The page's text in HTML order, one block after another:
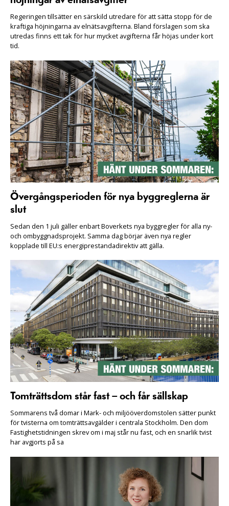
Regeringen tillsätter en särskild utredare för att sätta stopp för de
kraftiga höjningarna av elnätsavgifterna. Bland förslagen som ska
utredas finns ett tak för hur mycket avgifterna får höjas under kort
tid.
Övergångsperioden för nya byggreglerna är
slut
Sedan den 1 juli gäller enbart Boverkets nya byggregler för alla ny-
och ombyggnadsprojekt. Samma dag börjar även nya regler
kopplade till EU:s energiprestandadirektiv att gälla.
Tomträttsdom står fast – och får sällskap
Sommarens två domar i Mark- och miljööverdomstolen sätter punkt
för tvisterna om tomträttsavgälder i centrala Stockholm. Den dom
Fastighetstidningen skrev om i maj står nu fast, och en snarlik tvist
har avgjorts på sa